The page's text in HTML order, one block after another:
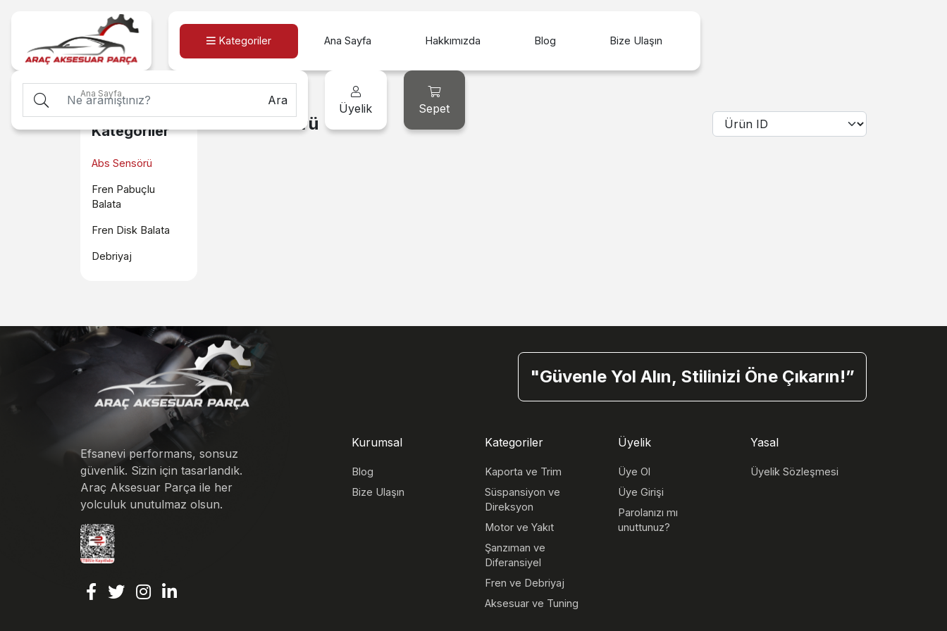
Kategoriler Ana Sayfa Hakkımızda Blog Bize Ulaşın
Ara
Üyelik Sepet
Ana Sayfa Abs Sensörü
Kategoriler
Abs Sensörü
Fren Pabuçlu
Balata
Fren Disk Balata
Debriyaj
Abs Sensörü
"Güvenle Yol Alın, Stilinizi Öne Çıkarın!”
Efsanevi performans, sonsuz
güvenlik. Sizin için tasarlandık.
Araç Aksesuar Parça ile her
yolculuk unutulmaz olsun.
Kurumsal
Blog
Bize Ulaşın
Kategoriler
Kaporta ve Trim
Süspansiyon ve
Direksyon
Motor ve Yakıt
Şanzıman ve
Diferansiyel
Fren ve Debriyaj
Aksesuar ve Tuning
Üyelik
Üye Ol
Üye Girişi
Parolanızı mı
unuttunuz?
Yasal
Üyelik Sözleşmesi